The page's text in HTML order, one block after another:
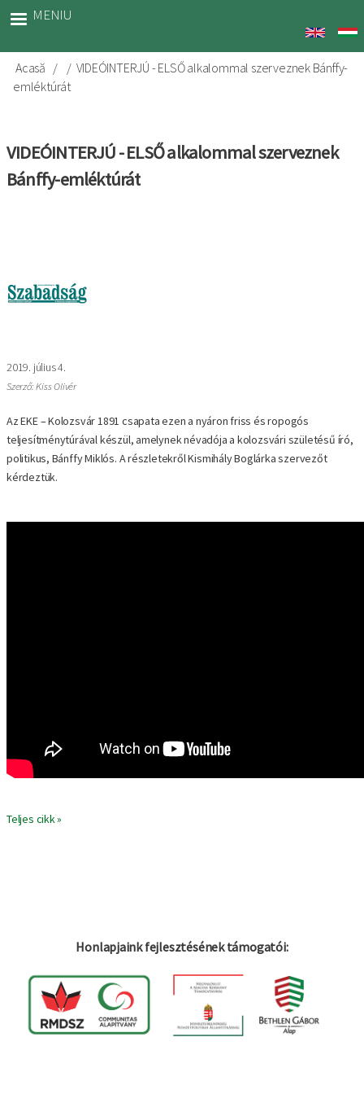
principal
MENIU
Breadcrumb
Acasă
VIDEÓINTERJÚ - ELSŐ alkalommal szerveznek Bánffy-
emléktúrát
VIDEÓINTERJÚ - ELSŐ alkalommal szerveznek
Bánffy-emléktúrát
2019. július 4.
Szerző: Kiss Olivér
Az EKE – Kolozsvár 1891 csapata ezen a nyáron friss és ropogós
teljesítménytúrával készül, amelynek névadója a kolozsvári születésű író,
politikus, Bánffy Miklós. A részletekről Kismihály Boglárka szervezőt
kérdeztük.
Teljes cikk »
Honlapjaink fejlesztésének támogatói: